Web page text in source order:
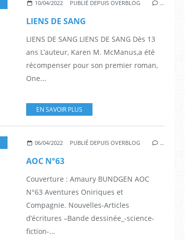
PALMARÈS,PRIX,ROMANS, ANTICIPATION,KAREN M. MCMANUS
10/04/2022 PUBLIÉ DEPUIS OVERBLOG …
LIENS DE SANG
LIENS DE SANG LIENS DE SANG Dès 13
ans L’auteur, Karen M. McManus,a été
récompenser pour son premier roman,
One...
EN SAVOIR PLUS
FANTASTIQUE,FANTASY FANZINES-REVUES,LITTERATURE,
06/04/2022 PUBLIÉ DEPUIS OVERBLOG …
AOC N°63
Couverture : Amaury BUNDGEN AOC
N°63 Aventures Oniriques et
Compagnie. Nouvelles-Articles
d’écritures –Bande dessinée_-science-
fiction-...